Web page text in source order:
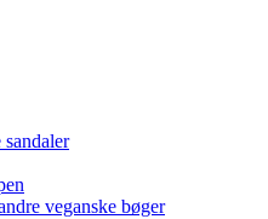
sandaler
veganske bøger